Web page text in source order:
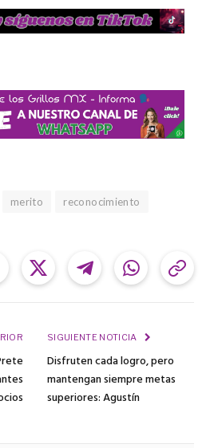
merito reconocimiento
TwitterTelegramWhatsApp
SIGUIENTE NOTICIA
Disfruten cada logro, pero
mantengan siempre metas
superiores: Agustín